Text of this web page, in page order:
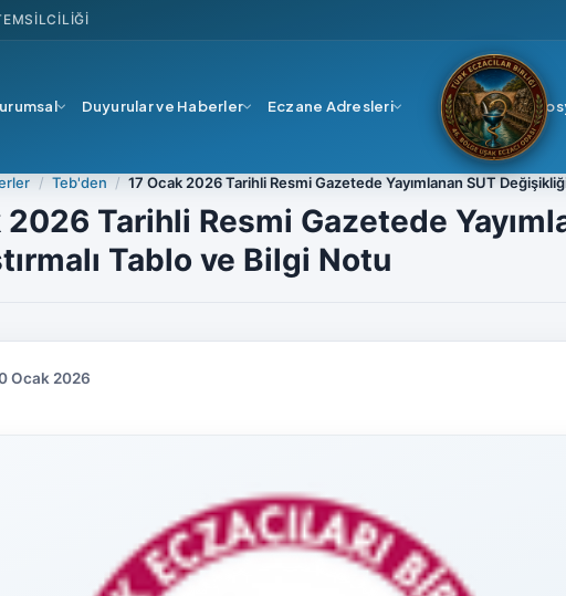
Duyurular ve Haberler Eczane Adresleri
Teb'den 17 Ocak 2026 Tarihli Resmi Gazetede Yayımlanan SUT
2026 Tarihli Resmi Gazetede
Tablo ve Bilgi Notu
Ocak 2026